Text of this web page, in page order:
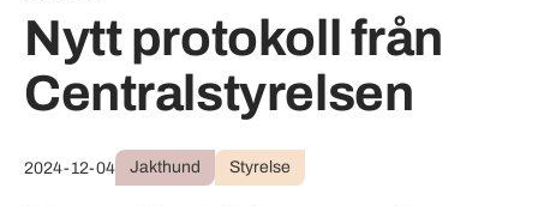
Nytt protokoll från
Centralstyrelsen
2024-12-04 Jakthund Styrelse